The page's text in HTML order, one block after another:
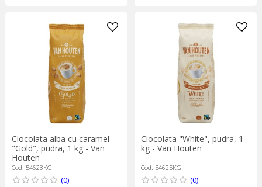
Ciocolata alba cu caramel
"Gold", pudra, 1 kg - Van
Houten
Cod: 54623KG
(0)
Ciocolata "White", pudra, 1
kg - Van Houten
Cod: 54625KG
(0)